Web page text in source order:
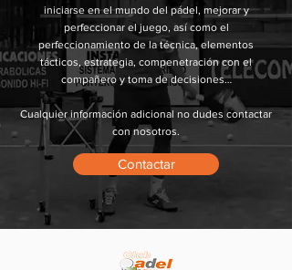
iniciarse en el mundo del pádel, mejorar y
perfeccionar el juego, así como el
perfeccionamiento de la técnica, elementos
tácticos, estrategia, compenetración con el
compañero y toma de decisiones…
Cualquier información adicional no dudes contactar
con nosotros.
Contactar